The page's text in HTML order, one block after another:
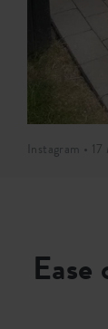
Instagram •